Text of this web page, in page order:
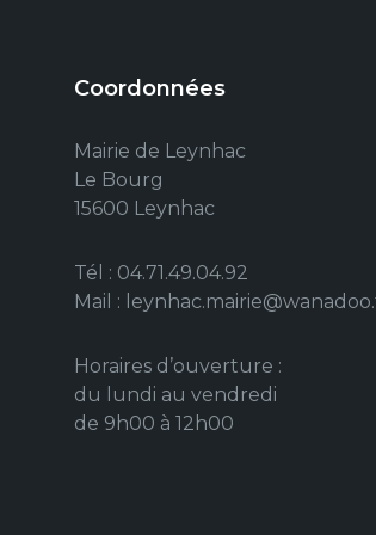
Coordonnées
Mairie de Leynhac
Le Bourg
15600 Leynhac
Tél : 04.71.49.04.92
Mail :
Horaires d’ouverture :
du lundi au vendredi
de 9h00 à 12h00